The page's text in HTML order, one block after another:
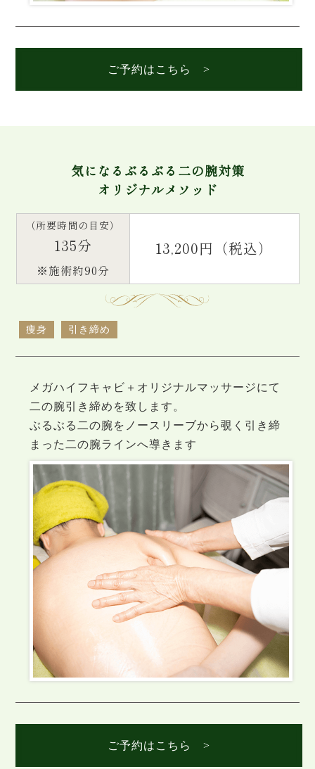
ご予約はこちら >
気になるぶるぶる二の腕対策
オリジナルメソッド
（所要時間の目安）
135分
※施術約90分
13,200円（税込）
痩身 引き締め
メガハイフキャビ＋オリジナルマッサージにて
二の腕引き締めを致します。
ぶるぶる二の腕をノースリーブから覗く引き締
まった二の腕ラインへ導きます
ご予約はこちら >